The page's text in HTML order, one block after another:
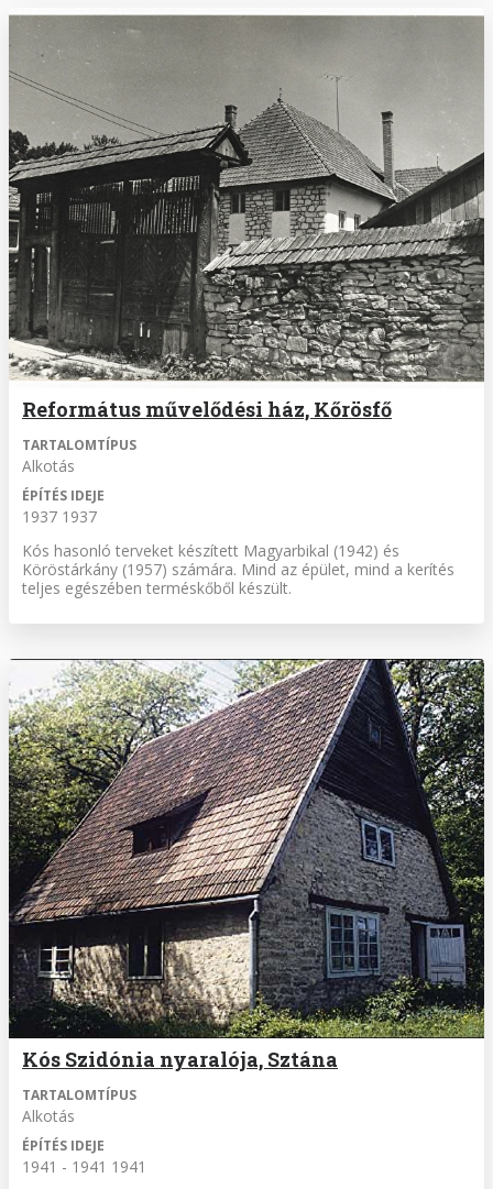
Református művelődési ház, Kőrösfő
TARTALOMTÍPUS
Alkotás
ÉPÍTÉS IDEJE
1937 1937
Kós hasonló terveket készített Magyarbikal (1942) és
Köröstárkány (1957) számára. Mind az épület, mind a kerítés
teljes egészében terméskőből készült.
Kós Szidónia nyaralója, Sztána
TARTALOMTÍPUS
Alkotás
ÉPÍTÉS IDEJE
1941 - 1941 1941